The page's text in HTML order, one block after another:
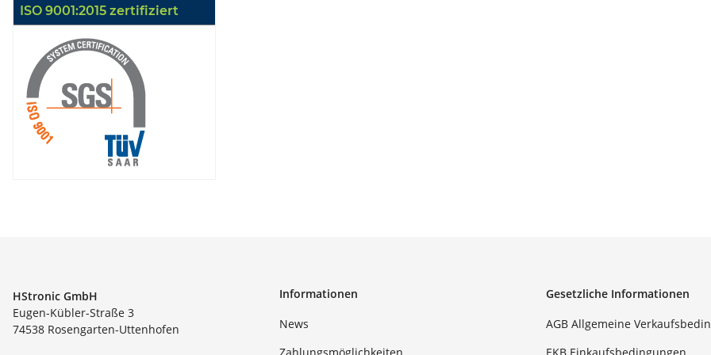
ISO 9001:2015 zertifiziert
HStronic GmbH
Eugen-Kübler-Straße 3
74538 Rosengarten-Uttenhofen
Informationen
News
Gesetzliche Informationen
AGB Allgemeine